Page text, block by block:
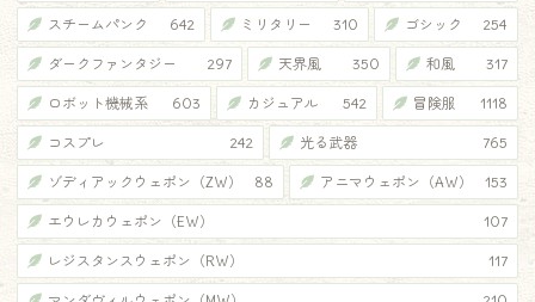
スチームパンク 642 ミリタリー 310 ゴシック 254
ダークファンタジー 297 天界風 350 和風 317
ロボット機械系 603 カジュアル 542 冒険服 1118
コスプレ 242 光る武器 765
ゾディアックウェポン（ZW） 88 アニマウェポン（AW） 153
エウレカウェポン（EW） 107
レジスタンスウェポン（RW） 117